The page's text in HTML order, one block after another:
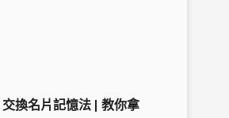
換名片記憶法 | 教你拿